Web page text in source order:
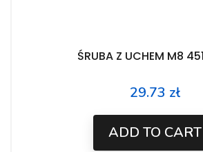
ŚRUBA Z UCHEM M8
Price
29.73 zł
ADD TO CART